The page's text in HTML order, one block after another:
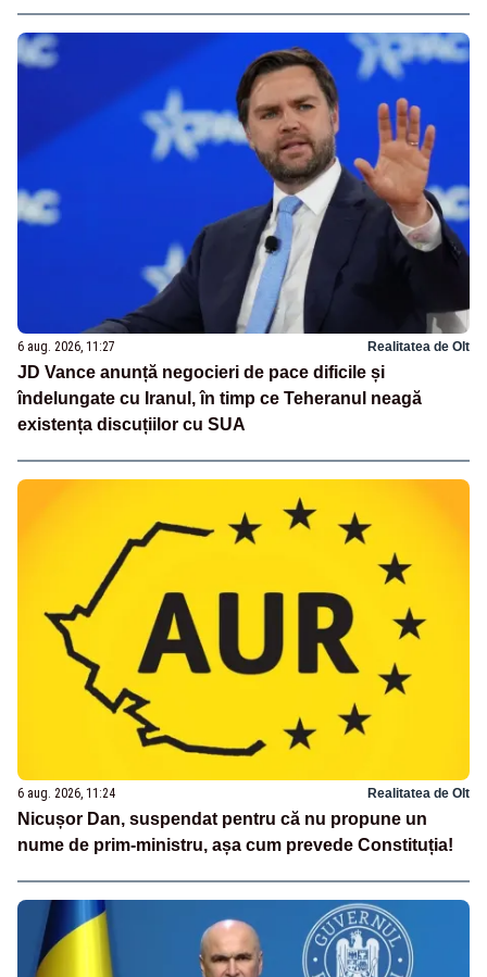
6 aug. 2026, 11:27 Realitatea de Olt
JD Vance anunță negocieri de pace dificile și
îndelungate cu Iranul, în timp ce Teheranul neagă
existența discuțiilor cu SUA
6 aug. 2026, 11:24 Realitatea de Olt
Nicușor Dan, suspendat pentru că nu propune un
nume de prim-ministru, așa cum prevede Constituția!